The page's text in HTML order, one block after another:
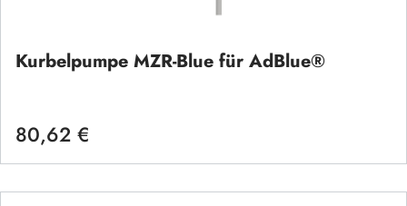
Kurbelpumpe MZR-Blue für AdBlue®
Regulärer Preis:
80,62 €